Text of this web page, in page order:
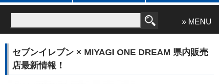
» MENU
セブンイレブン × MIYAGI ONE DREAM 県内販売
店最新情報！